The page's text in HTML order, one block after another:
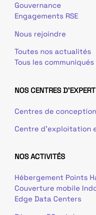
Gouvernance
Engagements RSE
Nous rejoindre
Toutes nos actualités
Tous les
NOS CENTRES
Centres de
Centre d’exploitation
NOS ACTIVITÉS
Hébergement Points
Couverture mobile
Edge Data Centers